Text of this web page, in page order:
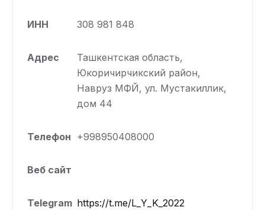
ИНН 308 981 848
Адрес
Ташкентская область,
Юкоричирчикский район,
Навруз МФЙ, ул. Мустакиллик,
дом 44
Телефон +998950408000
Веб сайт
Telegram https://t.me/L_Y_K_2022